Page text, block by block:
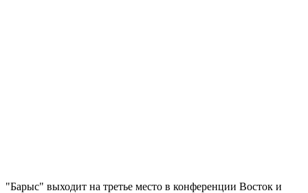
"Барыс" выходит на третье место в конференции Восток и